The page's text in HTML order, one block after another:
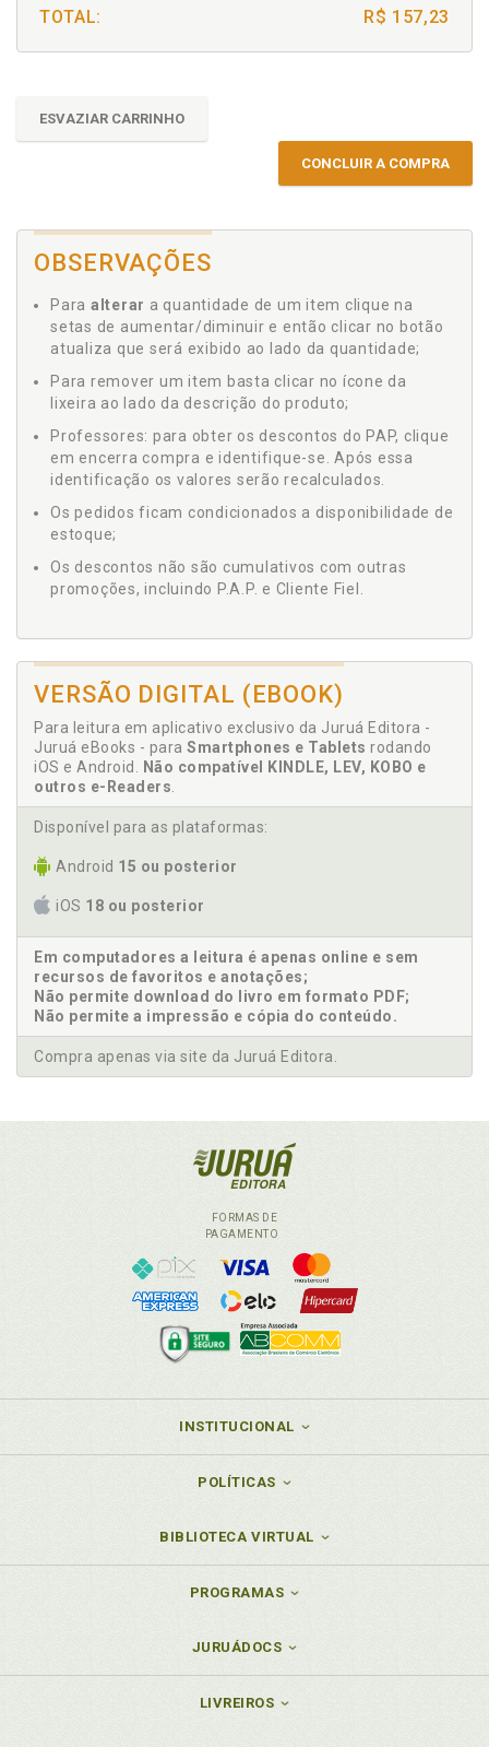
TOTAL: R$ 157,23
ESVAZIAR CARRINHO
CONCLUIR A COMPRA
OBSERVAÇÕES
Para alterar a quantidade de um item clique na
setas de aumentar/diminuir e então clicar no botão
atualiza que será exibido ao lado da quantidade;
Para remover um item basta clicar no ícone da
lixeira ao lado da descrição do produto;
Professores: para obter os descontos do PAP, clique
em encerra compra e identifique-se. Após essa
identificação os valores serão recalculados.
Os pedidos ficam condicionados a disponibilidade de
estoque;
Os descontos não são cumulativos com outras
promoções, incluindo P.A.P. e Cliente Fiel.
VERSÃO DIGITAL (EBOOK)
Para leitura em aplicativo exclusivo da Juruá Editora -
Juruá eBooks - para Smartphones e Tablets rodando
iOS e Android.
Não compatível KINDLE, LEV, KOBO e
outros e-Readers
Disponível para as plataformas:
Android 15 ou posterior
iOS 18 ou posterior
Em computadores a leitura é apenas online e sem
recursos de favoritos e anotações;
Não permite download do livro em formato PDF;
Não permite a impressão e cópia do conteúdo.
Compra apenas via site da Juruá Editora.
FORMAS DE
PAGAMENTO
INSTITUCIONAL
POLÍTICAS
BIBLIOTECA VIRTUAL
PROGRAMAS
JURUÁDOCS
LIVREIROS